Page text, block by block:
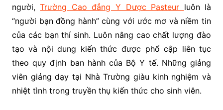
người,Trường Cao đẳng Y Dược Pasteur luôn là
“người bạn đồng hành” cùng với ước mơ và niềm tin
của các bạn thí sinh. Luôn nâng cao chất lượng đào
tạo và nội dung kiến thức được phổ cập liên tục
theo quy định ban hành của Bộ Y tế. Những giảng
viên giảng dạy tại Nhà Trường giàu kinh nghiệm và
nhiệt tình trong truyền thụ kiến thức cho sinh viên.